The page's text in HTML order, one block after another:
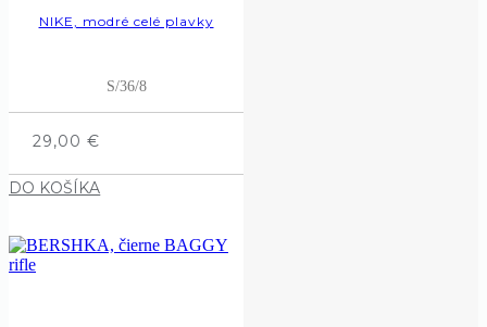
NIKE, modré celé plavky
S/36/8
29,00 €
DO KOŠÍKA